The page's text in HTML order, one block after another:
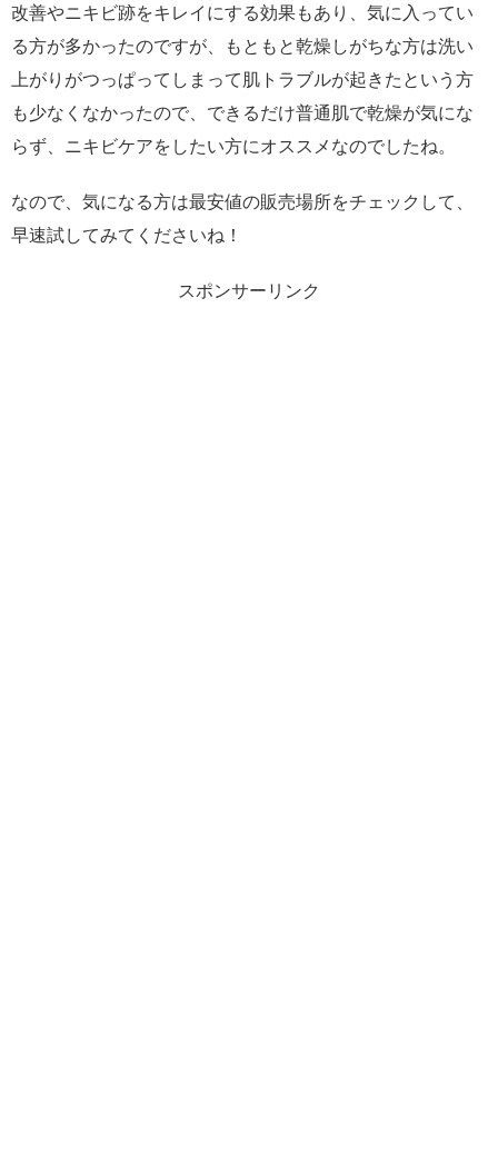
改善やニキビ跡をキレイにする効果もあり、気に入ってい
る方が多かったのですが、もともと乾燥しがちな方は洗い
上がりがつっぱってしまって肌トラブルが起きたという方
も少なくなかったので、できるだけ普通肌で乾燥が気にな
らず、ニキビケアをしたい方にオススメなのでしたね。
なので、気になる方は最安値の販売場所をチェックして、
早速試してみてくださいね！
スポンサーリンク